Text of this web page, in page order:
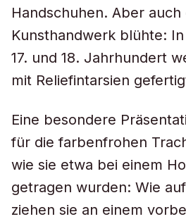
Handschuhen. Aber auch
Kunsthandwerk blühte:
17. und 18. Jahrhundert
mit Reliefintarsien
Eine besondere
für die farbenfrohen
wie sie etwa bei einem
getragen wurden: Wie
ziehen sie an einem